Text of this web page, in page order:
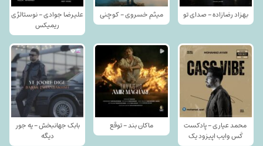
بهزاد رضازاده - صدای تو میثم خسروی - کوچنی
علیرضا جوادی - نوستالژی
ریمیکس
محمد عیاری - پادکست
کَس وایب اپیزود یک
ماکان بند - توقع
بابک جهانبخش - یه جور
دیگه